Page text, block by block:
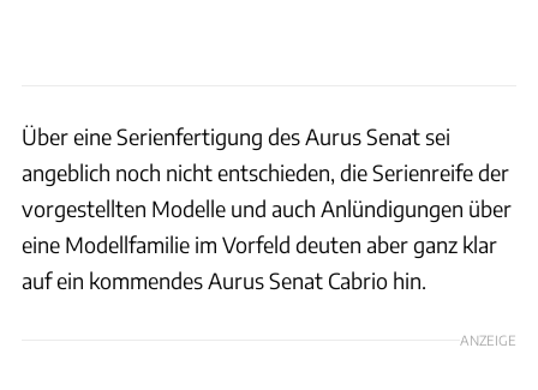
Über eine Serienfertigung des Aurus Senat sei
angeblich noch nicht entschieden, die Serienreife der
vorgestellten Modelle und auch Anlündigungen über
eine Modellfamilie im Vorfeld deuten aber ganz klar
auf ein kommendes Aurus Senat Cabrio hin.
ANZEIGE